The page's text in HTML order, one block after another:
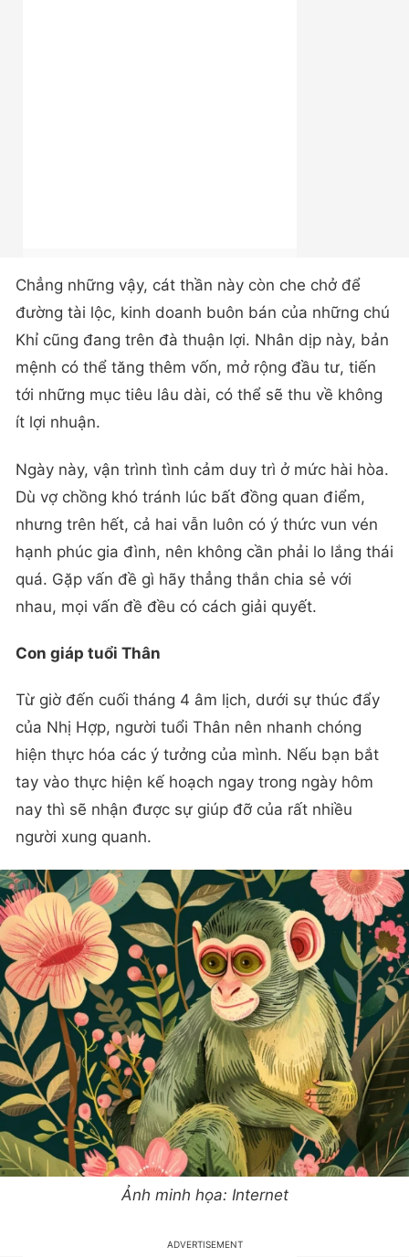
Chẳng những vậy, cát thần này còn che chở để
đường tài lộc, kinh doanh buôn bán của những chú
Khỉ cũng đang trên đà thuận lợi. Nhân dịp này, bản
mệnh có thể tăng thêm vốn, mở rộng đầu tư, tiến
tới những mục tiêu lâu dài, có thể sẽ thu về không
ít lợi nhuận.
Ngày này, vận trình tình cảm duy trì ở mức hài hòa.
Dù vợ chồng khó tránh lúc bất đồng quan điểm,
nhưng trên hết, cả hai vẫn luôn có ý thức vun vén
hạnh phúc gia đình, nên không cần phải lo lắng thái
quá. Gặp vấn đề gì hãy thẳng thắn chia sẻ với
nhau, mọi vấn đề đều có cách giải quyết.
Con giáp tuổi Thân
Từ giờ đến cuối tháng 4 âm lịch, dưới sự thúc đẩy
của Nhị Hợp, người tuổi Thân nên nhanh chóng
hiện thực hóa các ý tưởng của mình. Nếu bạn bắt
tay vào thực hiện kế hoạch ngay trong ngày hôm
nay thì sẽ nhận được sự giúp đỡ của rất nhiều
người xung quanh.
Ảnh minh họa: Internet